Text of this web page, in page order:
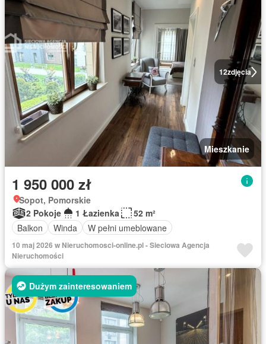
12zdjęcia
Mieszkanie
1 950 000 zł
Sopot, Pomorskie
2 Pokoje
1 Łazienka
52 m²
Balkon
Winda W pełni umeblowane
10 maj 2026 w Nieruchomosci-online.pl - Sieciowa Agencja
Nieruchomości
Dużym zainteresowaniem